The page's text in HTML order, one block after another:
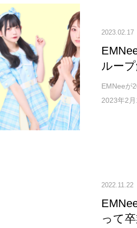
2023.02.17
ルー
EMNeeが
2023年2
2022.11.22
って